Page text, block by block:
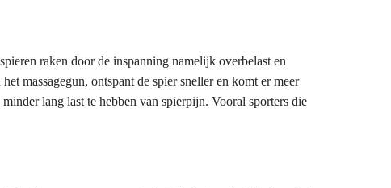
raken door de inspanning namelijk overbelast en
massagegun, ontspant de spier sneller en komt er meer
lang last te hebben van spierpijn. Vooral sporters die